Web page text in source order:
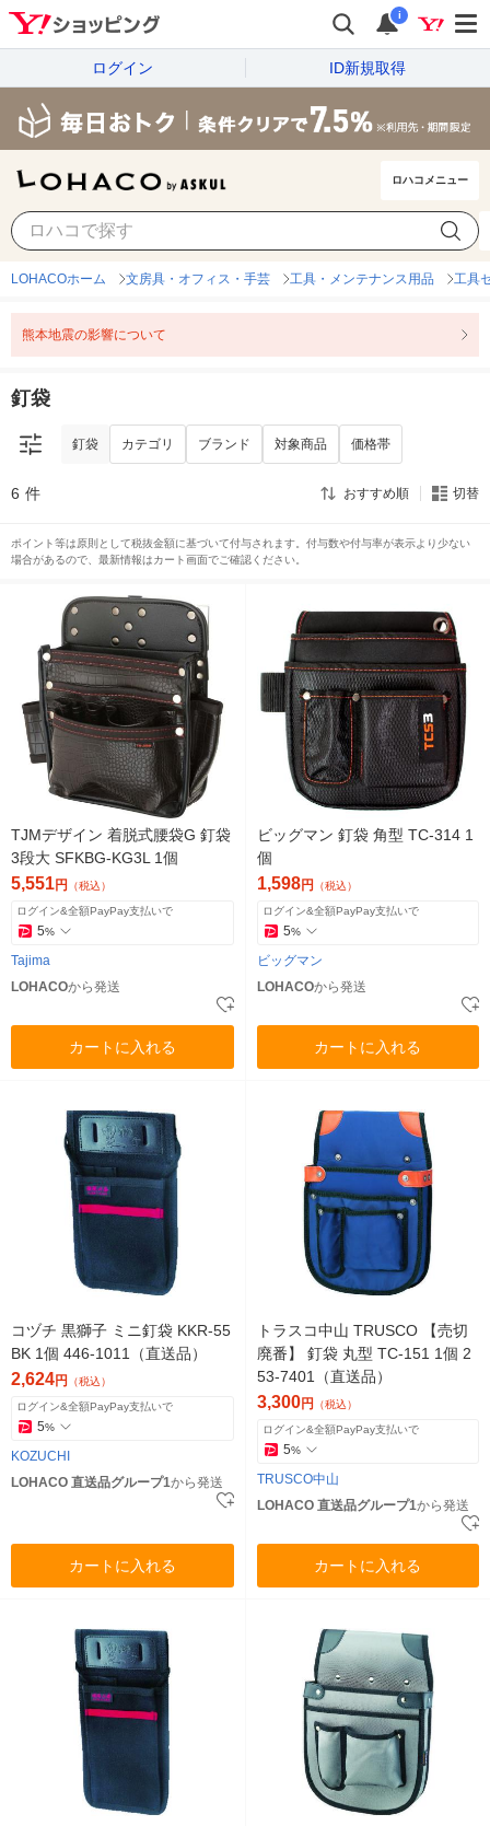
i
ログイン ID新規取得
ロハコメニュー
カテゴリ
LOHACOホーム 文房具・オフィス・手芸 工具・メンテナンス用品 工具
熊本地震の影響について
釘袋
釘袋 カテゴリ ブランド 対象商品 価格帯
6 件 おすすめ順 切替
ポイント等は原則として税抜金額に基づいて付与されます。付与数や付与率が表示より少ない
場合があるので、最新情報はカート画面でご確認ください。
TJMデザイン 着脱式腰袋G 釘袋
3段大 SFKBG-KG3L 1個
5,551円 （税込）
ログイン&全額PayPay支払いで
5%
Tajima
LOHACOから発送
カートに入れる
ビッグマン 釘袋 角型 TC-314 1
個
1,598円 （税込）
ログイン&全額PayPay支払いで
5%
ビッグマン
LOHACOから発送
カートに入れる
コヅチ 黒獅子 ミニ釘袋 KKR-55
BK 1個 446-1011（直送品）
2,624円 （税込）
ログイン&全額PayPay支払いで
5%
KOZUCHI
LOHACO 直送品グループ1から発送
カートに入れる
トラスコ中山 TRUSCO 【売切
廃番】 釘袋 丸型 TC-151 1個 2
53-7401（直送品）
3,300円 （税込）
ログイン&全額PayPay支払いで
5%
TRUSCO中山
LOHACO 直送品グループ1から発送
カートに入れる